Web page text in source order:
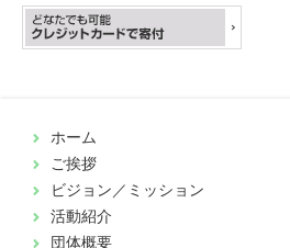
ホーム
ご挨拶
ビジョン／ミッション
活動紹介
団体概要